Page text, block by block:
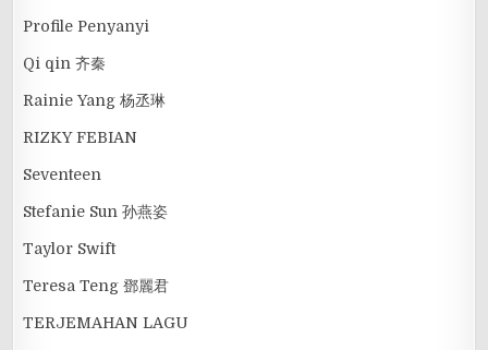
Profile Penyanyi
Qi qin 齐秦
Rainie Yang 杨丞琳
RIZKY FEBIAN
Seventeen
Stefanie Sun 孙燕姿
Taylor Swift
Teresa Teng 鄧麗君
TERJEMAHAN LAGU